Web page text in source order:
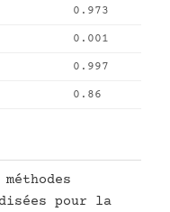
0.973
0.001
0.997
0.86
pour la